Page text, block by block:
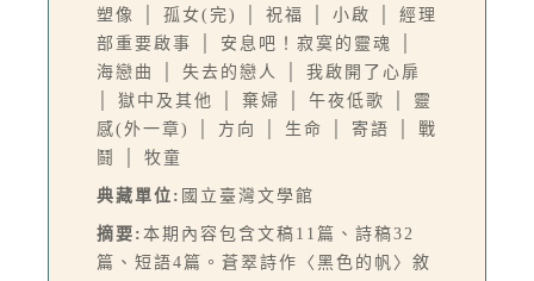
塑像 │ 孤女(完) │ 祝福 │ 小啟 │ 經理
部重要啟事 │ 安息吧！寂寞的靈魂 │
海戀曲 │ 失去的戀人 │ 我啟開了心扉
│ 獄中及其他 │ 棄婦 │ 午夜低歌 │ 靈
感(外一章) │ 方向 │ 生命 │ 寄語 │ 戰
鬪 │ 牧童
典藏單位: 國立臺灣文學館
摘要: 本期內容包含文稿11篇、詩稿32
篇、短語4篇。蒼翠詩作〈黑色的帆〉敘